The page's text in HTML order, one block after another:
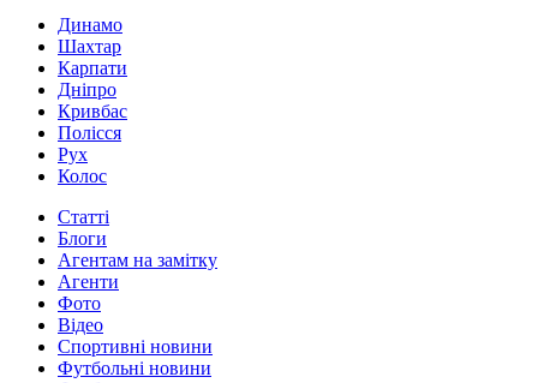
Динамо
Шахтар
Карпати
Дніпро
Кривбас
Полісся
Рух
Колос
Статті
Блоги
Агентам на замітку
Агенти
Фото
Відео
Спортивні новини
Футбольні новини